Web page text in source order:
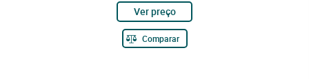
Ver preço
Comparar